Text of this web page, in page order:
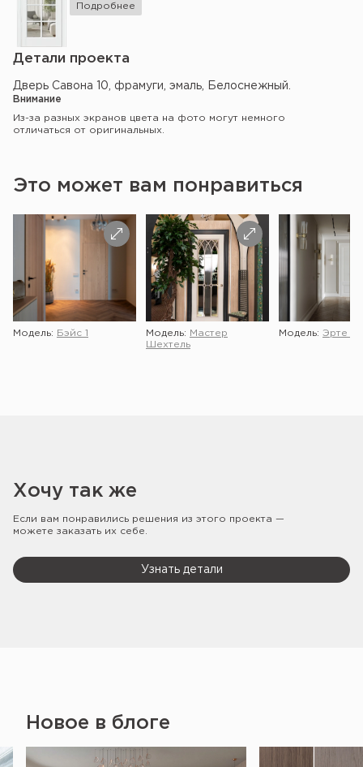
Подробнее
Детали проекта
Дверь Савона 10, фрамуги, эмаль, Белоснежный.
Внимание
Из-за разных экранов цвета на фото могут немного
отличаться от оригинальных.
Это может вам понравиться
Модель: Бэйс 1 Модель:
Мастер
Шехтель
Модель: Эрте 2
Хочу так же
Если вам понравились решения из этого проекта —
можете заказать их себе.
Узнать детали
Новое в блоге